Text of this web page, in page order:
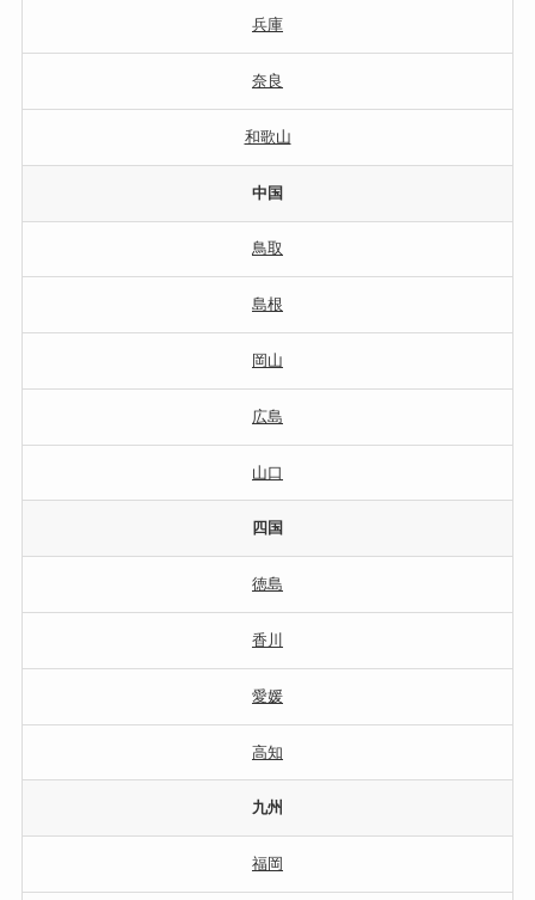
兵庫
奈良
和歌山
中国
鳥取
島根
岡山
広島
山口
四国
徳島
香川
愛媛
高知
九州
福岡